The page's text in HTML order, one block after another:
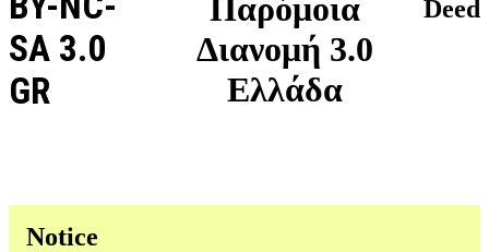
Παρόμοια
Διανομή 3.0
Ελλάδα
SA 3.0
GR
Deed
Notice